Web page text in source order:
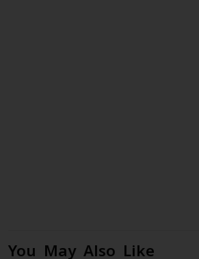
You May Also Like